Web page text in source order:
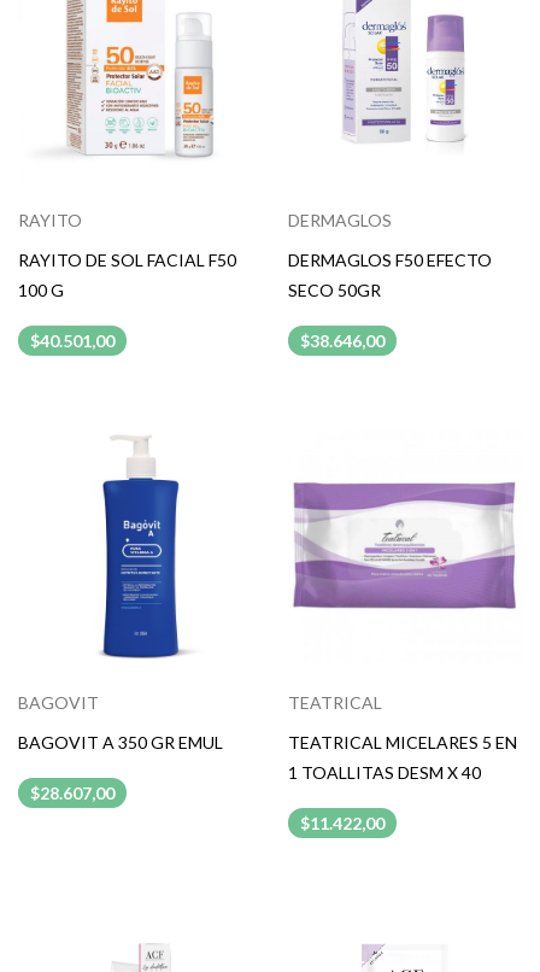
RAYITO
RAYITO DE SOL FACIAL F50
100 G
$40.501,00
DERMAGLOS
DERMAGLOS F50 EFECTO
SECO 50GR
$38.646,00
BAGOVIT
BAGOVIT A 350 GR EMUL
$28.607,00
TEATRICAL
TEATRICAL MICELARES 5 EN
1 TOALLITAS DESM X 40
$11.422,00